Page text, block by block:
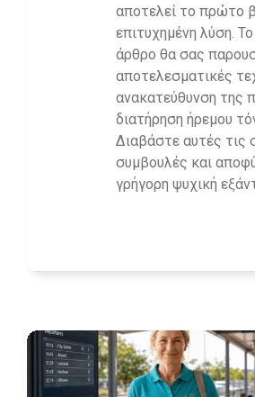
αποτελεί το πρώτο
επιτυχημένη λύση.
άρθρο θα σας
αποτελεσματικές
ανακατεύθυνση της
διατήρηση ήρεμου
Διαβάστε αυτές τις
συμβουλές και
γρήγορη ψυχική